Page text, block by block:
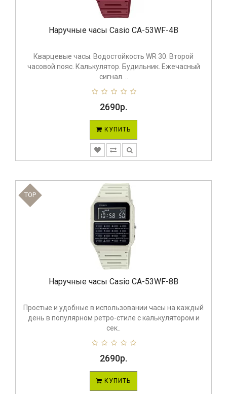
Наручные часы Casio CA-53WF-4B
Кварцевые часы. Водостойкость WR 30. Второй
часовой пояс. Калькулятор. Будильник. Ежечасный
сигнал. ..
2690р.
КУПИТЬ
TOP
Наручные часы Casio CA-53WF-8B
Простые и удобные в использовании часы на каждый
день в популярном ретро-стиле с калькулятором и
сек..
2690р.
КУПИТЬ